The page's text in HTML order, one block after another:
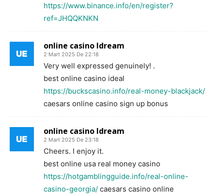
https://www.binance.info/en/register?
ref=JHQQKNKN
online casino ldream
2 Mart 2025 De 22:18
Very well expressed genuinely! .
best online casino ideal
https://buckscasino.info/real-money-blackjack/
caesars online casino sign up bonus
online casino ldream
2 Mart 2025 De 23:18
Cheers. I enjoy it.
best online usa real money casino
https://hotgamblingguide.info/real-online-
casino-georgia/ caesars casino online